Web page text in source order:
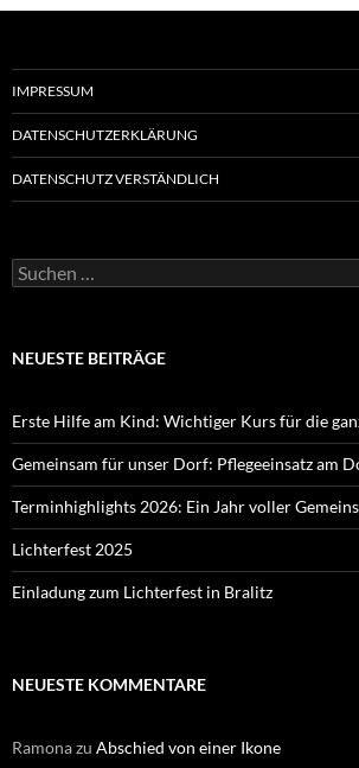
IMPRESSUM
DATENSCHUTZERKLÄRUNG
DATENSCHUTZ VERSTÄNDLICH
Suchen
nach:
NEUESTE BEITRÄGE
Erste Hilfe am Kind: Wichtiger Kurs für die
Gemeinsam für unser Dorf: Pflegeeinsatz am
Terminhighlights 2026: Ein Jahr voller
Lichterfest 2025
Einladung zum Lichterfest in Bralitz
NEUESTE KOMMENTARE
Ramonazu Abschied von einer Ikone